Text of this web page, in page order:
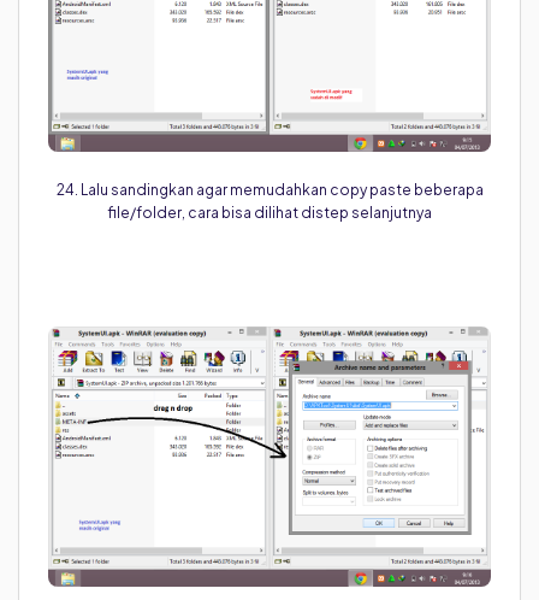
24. Lalu sandingkan agar memudahkan copy paste beberapa
file/folder, cara bisa dilihat distep selanjutnya